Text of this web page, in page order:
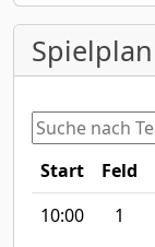
Spielplan
Start Feld
10:00
1